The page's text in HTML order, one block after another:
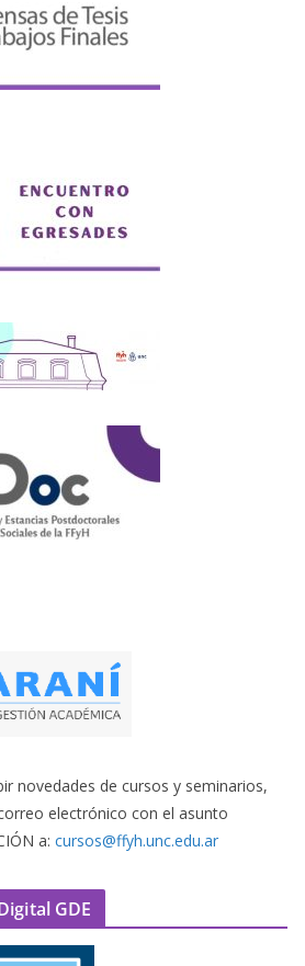
novedades de cursos y seminarios,
electrónico con el asunto
a: cursos@ffyh.unc.edu.ar
GDE